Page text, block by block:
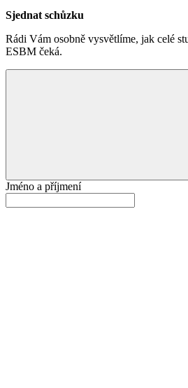
Sjednat schůzku
Rádi Vám osobně vysvětlíme, jak celé
ESBM čeká.
Jméno a příjmení